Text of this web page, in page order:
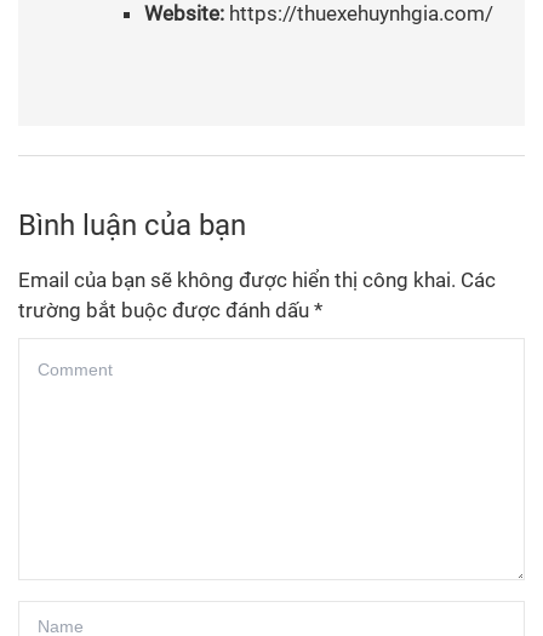
Website: https://thuexehuynhgia.com/
Bình luận của bạn
Email của bạn sẽ không được hiển thị công khai. Các
trường bắt buộc được đánh dấu *